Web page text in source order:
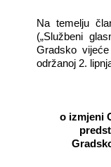
Na temelju
(„Službeni
Gradsko
održanoj 2.
o izmjeni